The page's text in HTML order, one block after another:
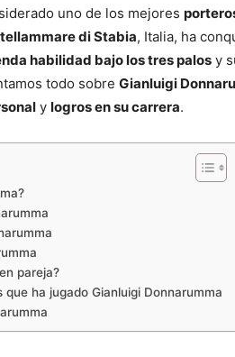
uno de los mejores
di Stabia, Italia, ha
habilidad bajo los tres palos y
todo sobre Gianluigi
y logros en su carrera.
pareja?
ha jugado Gianluigi Donnarumma